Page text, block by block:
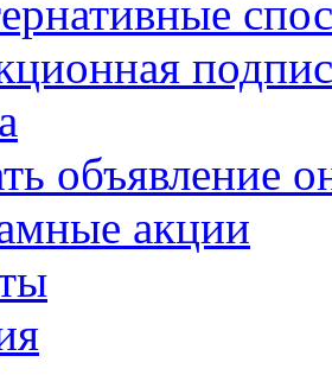
объявление
акции